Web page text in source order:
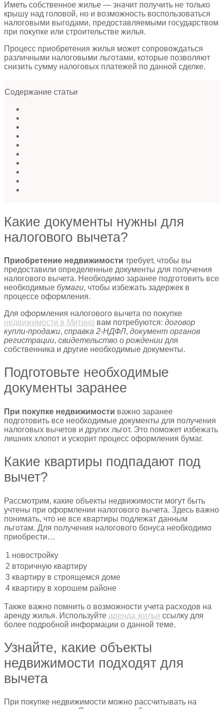
Иметь собственное жилье — значит получить не только
крышу над головой, но и возможность воспользоваться
налоговыми выгодами, предоставляемыми государством
при покупке или строительстве жилья.
Процесс приобретения жилья может сопровождаться
различными налоговыми льготами, которые позволяют
снизить сумму налоговых платежей по данной сделке.
Содержание статьи
Какие документы нужны для
налогового вычета?
Приобретение недвижимости требует, чтобы вы
предоставили определенные документы для получения
налогового вычета. Необходимо заранее подготовить все
необходимые бумаги, чтобы избежать задержек в
процессе оформления.
Для оформления налогового вычета по покупке
недвижимости в Митино вам потребуются: договор
купли-продажи, справка 2-НДФЛ, документ органов
регистрации, свидетельство о рождении для
собственника и другие необходимые документы.
Подготовьте необходимые
документы заранее
При покупке недвижимости важно заранее
подготовить все необходимые документы для получения
налоговых вычетов и других льгот. Это поможет избежать
лишних хлопот и ускорит процесс оформления бумаг.
Какие квартиры подпадают под
вычет?
Рассмотрим, какие объекты недвижимости могут быть
учтены при оформлении налогового вычета. Здесь важно
понимать, что не все квартиры подлежат данным
льготам. Для получения налогового бонуса необходимо
приобрести…
1 новостройку
2 вторичную квартиру
3 квартиру в строящемся доме
4 квартиру в хорошем районе
Также важно помнить о возможности учета расходов на
аренду жилья. Используйте аренда жилья ссылку для
более подробной информации о данной теме.
Узнайте, какие объекты
недвижимости подходят для
вычета
При покупке недвижимости можно рассчитывать на